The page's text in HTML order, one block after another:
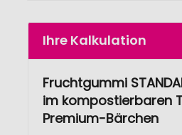
Ihre Kalkulation
Fruchtgummi
im kompostierbaren
Premium-Bärchen